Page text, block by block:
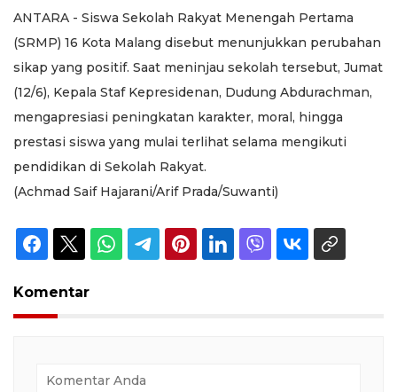
10s 10s
ANTARA - ‎Siswa Sekolah Rakyat Menengah Pertama
(SRMP) 16 Kota Malang disebut menunjukkan perubahan
sikap yang positif. Saat meninjau sekolah tersebut, Jumat
(12/6), Kepala Staf Kepresidenan, Dudung Abdurachman,
mengapresiasi peningkatan karakter, moral, hingga
prestasi siswa yang mulai terlihat selama mengikuti
pendidikan di Sekolah Rakyat.
‎(Achmad Saif Hajarani/Arif Prada/Suwanti)
Komentar